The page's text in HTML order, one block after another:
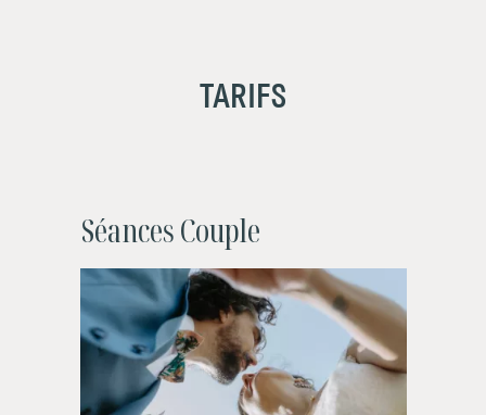
TARIFS
Séances Couple